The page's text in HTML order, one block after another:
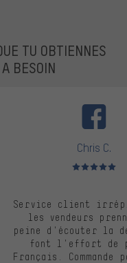
TU OBTIENNES
BESOIN
Chris C.
Note moyenne :
Service client
les vendeurs
peine d'écouter la
font l'effort de
Français. Commande